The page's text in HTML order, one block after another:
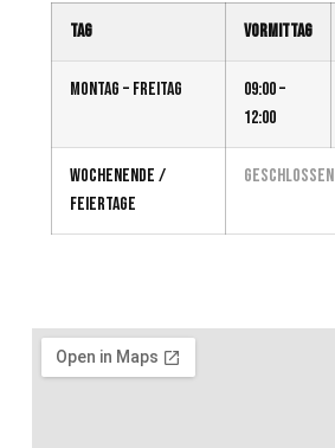
Tag Vormittag
Montag – Freitag
09:00 –
12:00
Wochenende /
Feiertage
geschlossen